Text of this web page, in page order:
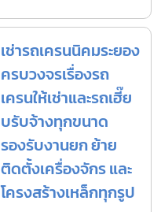
เช่ารถเครนนิคมระยอง
ครบวงจรเรื่องรถ
เครนให้เช่าและรถเฮี๊ย
บรับจ้างทุกขนาด
รองรับงานยก ย้าย
ติดตั้งเครื่องจักร และ
โครงสร้างเหล็กทุกรูป